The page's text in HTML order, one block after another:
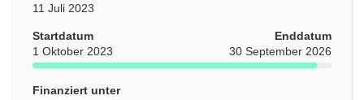
11 Juli 2023
Startdatum
1 Oktober 2023
Enddatum
30 September 2026
Finanziert unter